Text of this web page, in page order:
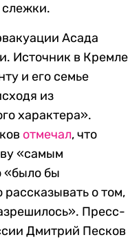
слежки.
Асада
Источник в Кремле
и его семье
из
характера».
отмечал, что
«самым
«было бы
о том,
Пресс-
Дмитрий Песков